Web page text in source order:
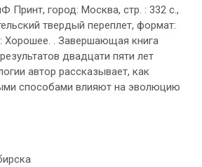
Принт, город: Москва, стр. : 332 с.,
твердый переплет, формат:
Хорошее. . Завершающая книга
двадцати пяти лет
автор рассказывает, как
способами влияют на эволюцию